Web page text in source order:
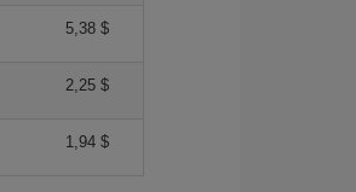
5,38 $
2,25 $
1,94 $